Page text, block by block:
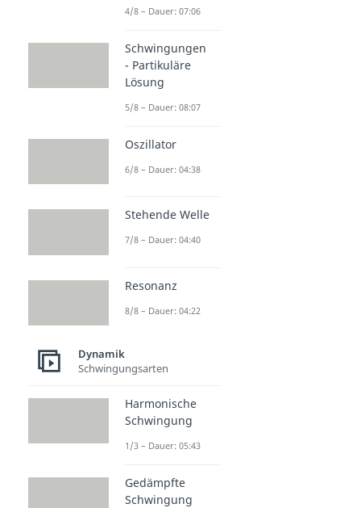
4/8 – Dauer: 07:06
Schwingungen
- Partikuläre
Lösung
5/8 – Dauer: 08:07
Oszillator
6/8 – Dauer: 04:38
Stehende Welle
7/8 – Dauer: 04:40
Resonanz
8/8 – Dauer: 04:22
Dynamik
Schwingungsarten
Harmonische
Schwingung
1/3 – Dauer: 05:43
Gedämpfte
Schwingung